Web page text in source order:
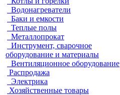
Водонагреватели
Баки и емкости
Теплые полы
Металлопрокат
Инструмент, сварочное
оборудование и материалы
Вентиляционное оборудование
Распродажа
Электрика
Хозяйственные товары